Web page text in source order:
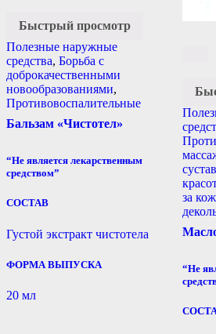
Быстрый просмотр
Полезные наружные
средства, Борьба с
доброкачественными
новообразованиями,
Противовоспалительные
Бальзам «Чистотел»
“Не является лекарственным
средством”
СОСТАВ
Густой экстракт чистотела
ФОРМА ВЫПУСКА
20 мл
за
“Не